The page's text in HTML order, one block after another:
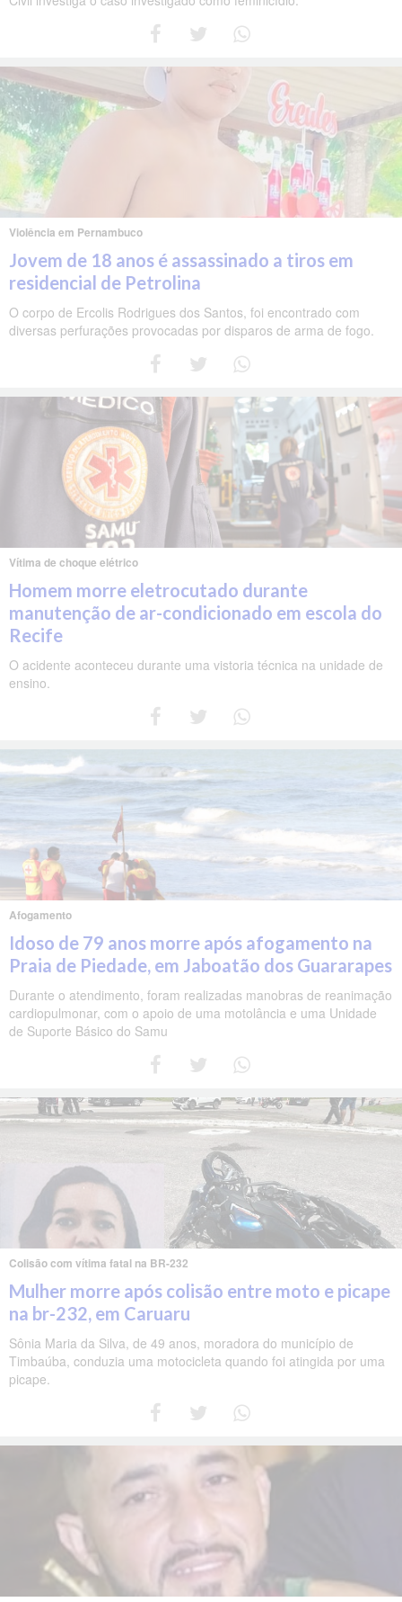
Violência em Pernambuco
Jovem de 18 anos é assassinado a tiros em
residencial de Petrolina
O corpo de Ercolis Rodrigues dos Santos, foi encontrado com
diversas perfurações provocadas por disparos de arma de fogo.
Vítima de choque elétrico
Homem morre eletrocutado durante
manutenção de ar-condicionado em escola do
Recife
O acidente aconteceu durante uma vistoria técnica na unidade de
ensino.
Afogamento
Idoso de 79 anos morre após afogamento na
Praia de Piedade, em Jaboatão dos Guararapes
Durante o atendimento, foram realizadas manobras de reanimação
cardiopulmonar, com o apoio de uma motolância e uma Unidade
de Suporte Básico do Samu
Colisão com vítima fatal na BR-232
Mulher morre após colisão entre moto e picape
na br-232, em Caruaru
Sônia Maria da Silva, de 49 anos, moradora do município de
Timbaúba, conduzia uma motocicleta quando foi atingida por uma
picape.